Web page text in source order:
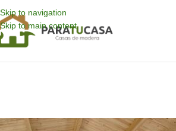
Skip to navigation
Skip to main content